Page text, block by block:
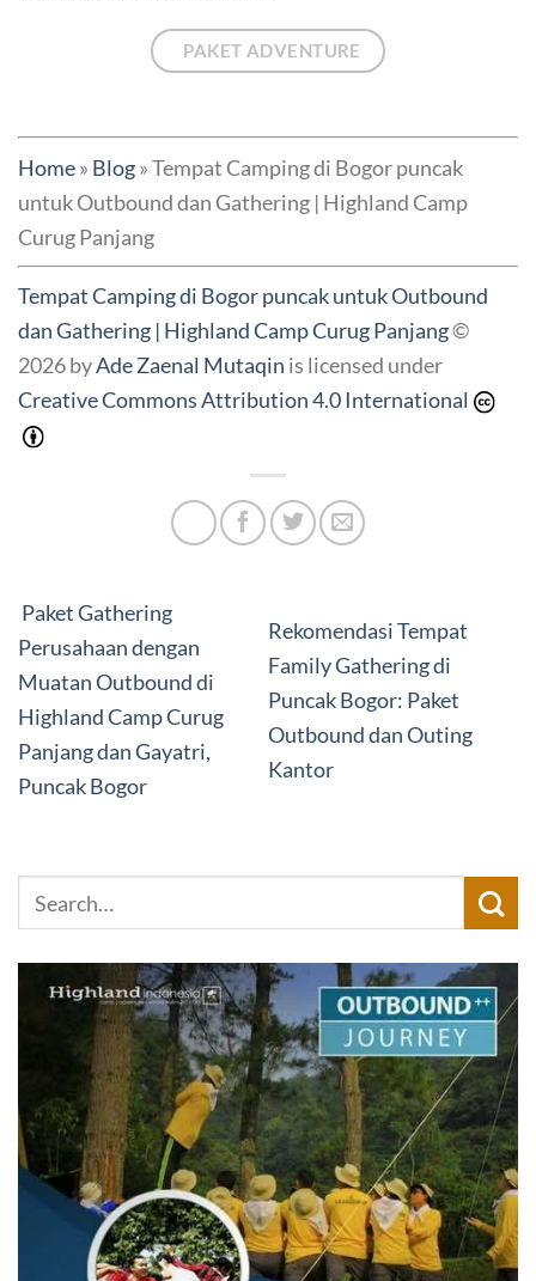
PAKET ADVENTURE
Home» Blog»Tempat Camping di Bogor puncak
untuk Outbound dan Gathering | Highland Camp
Curug Panjang
Tempat Camping di Bogor puncak untuk Outbound
dan Gathering | Highland Camp Curug Panjang©
2026 byAde Zaenal Mutaqin is licensed under
Creative Commons Attribution 4.0 International
Paket Gathering
Perusahaan dengan
Muatan Outbound di
Highland Camp Curug
Panjang dan Gayatri,
Puncak Bogor
Rekomendasi Tempat
Family Gathering di
Puncak Bogor: Paket
Outbound dan Outing
Kantor